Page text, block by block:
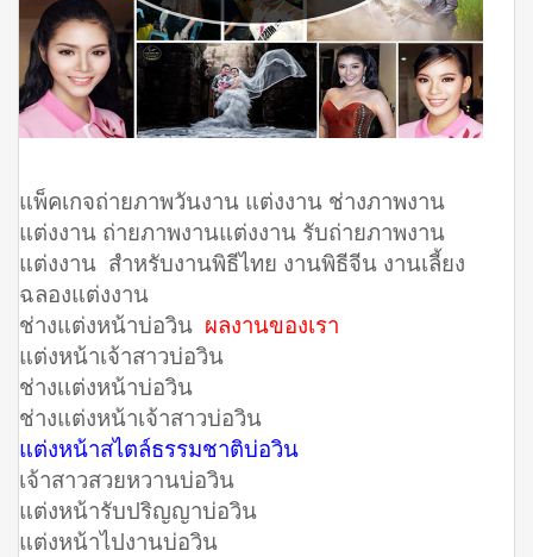
แพ็คเกจถ่ายภาพวันงาน แต่งงาน ช่างภาพงาน
แต่งงาน ถ่ายภาพงานแต่งงาน รับถ่ายภาพงาน
แต่งงาน สำหรับงานพิธีไทย งานพิธีจีน งานเลี้ยง
ฉลองแต่งงาน
ช่างแต่งหน้าบ่อวิน ผลงานของเรา
แต่งหน้าเจ้าสาวบ่อวิน
ช่างเเต่งหน้าบ่อวิน
ช่างแต่งหน้าเจ้าสาวบ่อวิน
แต่งหน้าสไตล์ธรรมชาติบ่อวิน
เจ้าสาวสวยหวานบ่อวิน
แต่งหน้ารับปริญญาบ่อวิน
แต่งหน้าไปงานบ่อวิน